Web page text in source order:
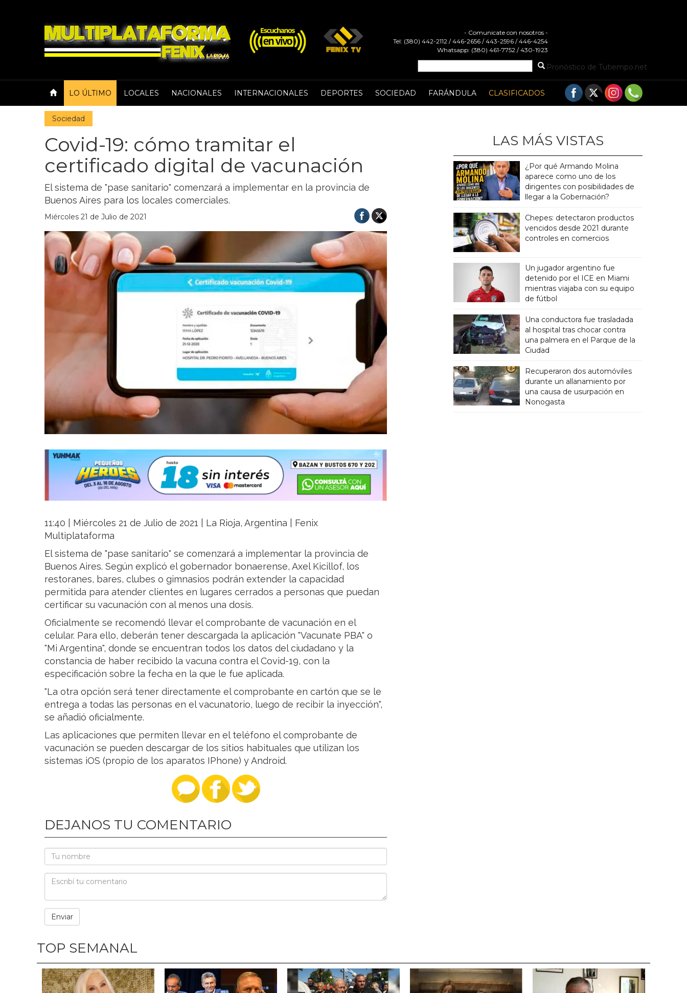
- Comunicate con nosotros -
Tel: (380) 442-2112 / 446-2656 / 443-2596 / 446-4254
Whatsapp: (380) 461-7752 / 430-1923
Pronóstico de Tutiempo.net
LO ÚLTIMO LOCALES NACIONALES INTERNACIONALES DEPORTES SOCIEDAD FARÁNDULA CLASIFICADOS
Sociedad
Covid-19: cómo tramitar el
certificado digital de vacunación
El sistema de "pase sanitario" comenzará a implementar en la provincia de
Buenos Aires para los locales comerciales.
Miércoles 21 de Julio de 2021
11:40 | Miércoles 21 de Julio de 2021 | La Rioja, Argentina | Fenix
Multiplataforma
El sistema de "pase sanitario" se comenzará a implementar la provincia de
Buenos Aires. Según explicó el gobernador bonaerense, Axel Kicillof, los
restoranes, bares, clubes o gimnasios podrán extender la capacidad
permitida para atender clientes en lugares cerrados a personas que puedan
certificar su vacunación con al menos una dosis.
Oficialmente se recomendó llevar el comprobante de vacunación en el
celular. Para ello, deberán tener descargada la aplicación "Vacunate PBA" o
"Mi Argentina", donde se encuentran todos los datos del ciudadano y la
constancia de haber recibido la vacuna contra el Covid-19, con la
especificación sobre la fecha en la que le fue aplicada.
"La otra opción será tener directamente el comprobante en cartón que se le
entrega a todas las personas en el vacunatorio, luego de recibir la inyección",
se añadió oficialmente.
Las aplicaciones que permiten llevar en el teléfono el comprobante de
vacunación se pueden descargar de los sitios habituales que utilizan los
sistemas iOS (propio de los aparatos IPhone) y Android.
DEJANOS TU COMENTARIO
LAS MÁS VISTAS
¿Por qué Armando Molina
aparece como uno de los
dirigentes con posibilidades de
llegar a la Gobernación?
Chepes: detectaron productos
vencidos desde 2021 durante
controles en comercios
Un jugador argentino fue
detenido por el ICE en Miami
mientras viajaba con su equipo
de fútbol
Una conductora fue trasladada
al hospital tras chocar contra
una palmera en el Parque de la
Ciudad
Recuperaron dos automóviles
durante un allanamiento por
una causa de usurpación en
Nonogasta
TOP SEMANAL